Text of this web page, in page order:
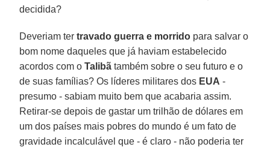
decidida?
Deveriam tertravado guerra e morrido para salvar o
bom nome daqueles que já haviam estabelecido
acordos com oTalibã também sobre o seu futuro e o
de suas famílias? Os líderes militares dos EUA -
presumo - sabiam muito bem que acabaria assim.
Retirar-se depois de gastar um trilhão de dólares em
um dos países mais pobres do mundo é um fato de
gravidade incalculável que - é claro - não poderia ter